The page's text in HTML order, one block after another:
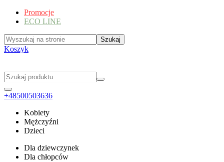
Promocje
ECO LINE
Koszyk
+48500503636
Kobiety
Mężczyźni
Dzieci
Dla dziewczynek
Dla chłopców